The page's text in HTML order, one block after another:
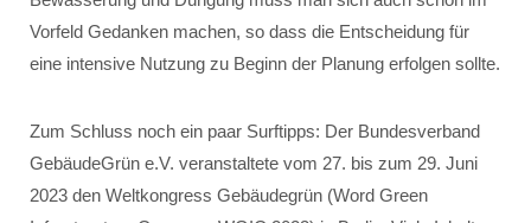
Vorfeld Gedanken machen, so dass die Entscheidung für
eine intensive Nutzung zu Beginn der Planung erfolgen sollte.
Zum Schluss noch ein paar Surftipps: Der Bundesverband
GebäudeGrün e.V. veranstaltete vom 27. bis zum 29. Juni
2023 den Weltkongress Gebäudegrün (Word Green